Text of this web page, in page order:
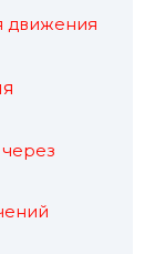
движения